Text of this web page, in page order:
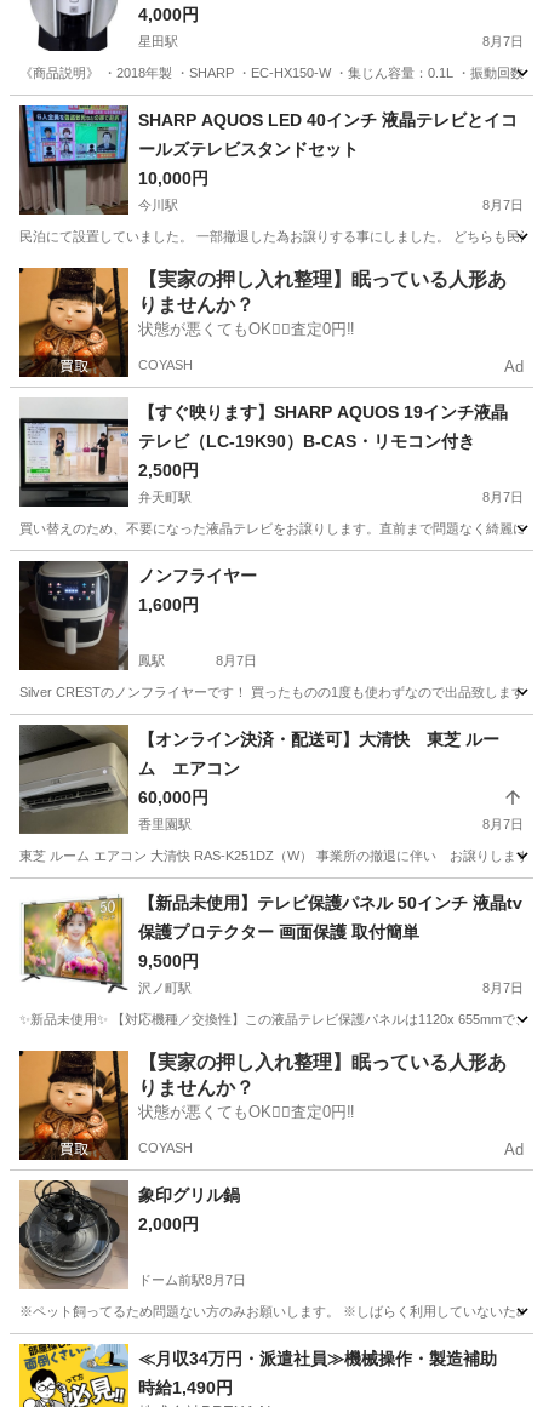
4,000円
星田駅 8月7日
《商品説明》 ・2018年製 ・SHARP ・EC-HX150-W ・集じん容量：0.1L ・振動回
大阪 寝屋川市 SHARP AQUOS LED 40インチ 液晶テレビとイコ
ールズテレビスタンドセット
10,000円
今川駅 8月7日
民泊にて設置していました。 一部撤退した為お譲りする事にしました。 どちらも民
大阪 大阪市 今川駅 テレビ
【実家の押し入れ整理】眠っている人形あ
りませんか？
状態が悪くてもOK🙆‍♀️査定0円‼️
COYASH Ad
【すぐ映ります】SHARP AQUOS 19インチ液晶
テレビ（LC-19K90）B-CAS・リモコン付き
2,500円
弁天町駅 8月7日
買い替えのため、不要になった液晶テレビをお譲りします。直前まで問題なく綺麗に
大阪 大阪市 弁天町駅
ノンフライヤー
1,600円
鳳駅 8月7日
Silver CRESTのノンフライヤーです！ 買ったものの1度も使わずなので出品致します
大阪 堺市 鳳駅 キッチン家電
【オンライン決済・配送可】大清快 東芝 ルー
ム エアコン
60,000円
香里園駅 8月7日
東芝 ルーム エアコン 大清快 RAS-K251DZ（W） 事業所の撤退に伴い お譲りしま
寝屋川市 香里園駅 季節、空調家電
【新品未使用】テレビ保護パネル 50インチ 液晶tv
保護プロテクター 画面保護 取付簡単
9,500円
沢ノ町駅 8月7日
✨新品未使用✨ 【対応機種／交換性】この液晶テレビ保護パネルは1120x 655mmで
大阪 大阪市 沢ノ町駅 テレビ
【実家の押し入れ整理】眠っている人形あ
りませんか？
状態が悪くてもOK🙆‍♀️査定0円‼️
COYASH Ad
象印グリル鍋
2,000円
ドーム前駅8月7日
※ペット飼ってるため問題ない方のみお願いします。 ※しばらく利用していないため
大阪 大阪市 ドーム前駅 キッチン家電
≪月収34万円・派遣社員≫機械操作・製造補助
時給1,490円